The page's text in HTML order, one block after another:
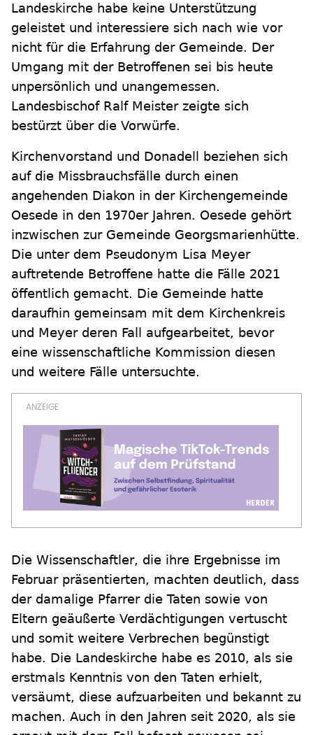
Landeskirche habe keine Unterstützung
geleistet und interessiere sich nach wie vor
nicht für die Erfahrung der Gemeinde. Der
Umgang mit der Betroffenen sei bis heute
unpersönlich und unangemessen.
Landesbischof Ralf Meister zeigte sich
bestürzt über die Vorwürfe.
Kirchenvorstand und Donadell beziehen sich
auf die Missbrauchsfälle durch einen
angehenden Diakon in der Kirchengemeinde
Oesede in den 1970er Jahren. Oesede gehört
inzwischen zur Gemeinde Georgsmarienhütte.
Die unter dem Pseudonym Lisa Meyer
auftretende Betroffene hatte die Fälle 2021
öffentlich gemacht. Die Gemeinde hatte
daraufhin gemeinsam mit dem Kirchenkreis
und Meyer deren Fall aufgearbeitet, bevor
eine wissenschaftliche Kommission diesen
und weitere Fälle untersuchte.
Die Wissenschaftler, die ihre Ergebnisse im
Februar präsentierten, machten deutlich, dass
der damalige Pfarrer die Taten sowie von
Eltern geäußerte Verdächtigungen vertuscht
und somit weitere Verbrechen begünstigt
habe. Die Landeskirche habe es 2010, als sie
erstmals Kenntnis von den Taten erhielt,
versäumt, diese aufzuarbeiten und bekannt zu
machen. Auch in den Jahren seit 2020, als sie